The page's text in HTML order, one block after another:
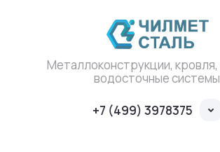
Металлоконструкции, кровля,
водосточные системы
+7 (499) 3978375